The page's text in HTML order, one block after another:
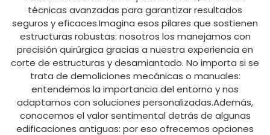
técnicas avanzadas para garantizar resultados
seguros y eficaces.Imagina esos pilares que sostienen
estructuras robustas: nosotros los manejamos con
precisión quirúrgica gracias a nuestra experiencia en
corte de estructuras y desamiantado. No importa si se
trata de demoliciones mecánicas o manuales:
entendemos la importancia del entorno y nos
adaptamos con soluciones personalizadas.Además,
conocemos el valor sentimental detrás de algunas
edificaciones antiguas: por eso ofrecemos opciones